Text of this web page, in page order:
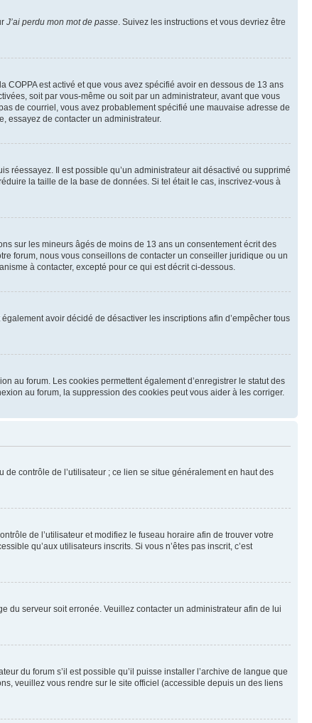
J’ai perdu mon mot de passe . Suivez les instructions et vous devriez être
COPPA est activé et que vous avez spécifié avoir en dessous de 13 ans
soit par vous-même ou soit par un administrateur, avant que vous
de courriel, vous avez probablement spécifié une mauvaise adresse de
essayez de contacter un administrateur.
réessayez. Il est possible qu’un administrateur ait désactivé ou supprimé
la taille de la base de données. Si tel était le cas, inscrivez-vous à
sur les mineurs âgés de moins de 13 ans un consentement écrit des
forum, nous vous conseillons de contacter un conseiller juridique ou un
à contacter, excepté pour ce qui est décrit ci-dessous.
avoir décidé de désactiver les inscriptions afin d’empêcher tous
au forum. Les cookies permettent également d’enregistrer le statut des
au forum, la suppression des cookies peut vous aider à les corriger.
contrôle de l’utilisateur ; ce lien se situe généralement en haut des
de l’utilisateur et modifiez le fuseau horaire afin de trouver votre
qu’aux utilisateurs inscrits. Si vous n’êtes pas inscrit, c’est
du serveur soit erronée. Veuillez contacter un administrateur afin de lui
du forum s’il est possible qu’il puisse installer l’archive de langue que
veuillez vous rendre sur le site officiel (accessible depuis un des liens